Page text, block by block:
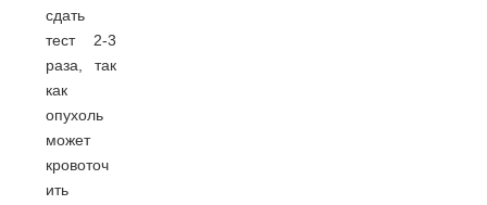
сдать
тест 2-3
раза, так
как
опухоль
может
кровоточ
ить